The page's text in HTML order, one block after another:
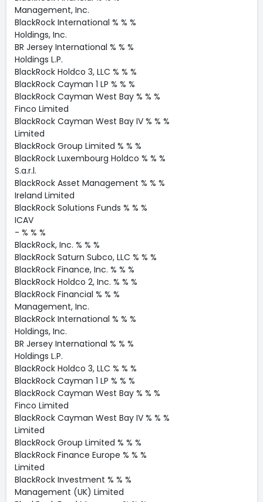
Management, Inc.
BlackRock International % % %
Holdings, Inc.
BR Jersey International % % %
Holdings L.P.
BlackRock Holdco 3, LLC % % %
BlackRock Cayman 1 LP % % %
BlackRock Cayman West Bay % % %
Finco Limited
BlackRock Cayman West Bay IV % % %
Limited
BlackRock Group Limited % % %
BlackRock Luxembourg Holdco % % %
S.a.r.l.
BlackRock Asset Management % % %
Ireland Limited
BlackRock Solutions Funds % % %
ICAV
- % % %
BlackRock, Inc. % % %
BlackRock Saturn Subco, LLC % % %
BlackRock Finance, Inc. % % %
BlackRock Holdco 2, Inc. % % %
BlackRock Financial % % %
Management, Inc.
BlackRock International % % %
Holdings, Inc.
BR Jersey International % % %
Holdings L.P.
BlackRock Holdco 3, LLC % % %
BlackRock Cayman 1 LP % % %
BlackRock Cayman West Bay % % %
Finco Limited
BlackRock Cayman West Bay IV % % %
Limited
BlackRock Group Limited % % %
BlackRock Finance Europe % % %
Limited
BlackRock Investment % % %
Management (UK) Limited